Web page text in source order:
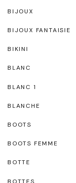
BIJOUX
BIJOUX FANTAISIE
BIKINI
BLANC
BLANC 1
BLANCHE
BOOTS
BOOTS FEMME
BOTTE
BOTTES